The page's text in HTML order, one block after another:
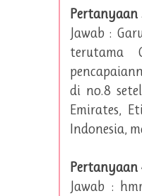
Pertanyaan
Jawab :
terutama
di no.8
Emirates,
Indonesia,
Pertanyaan
Jawab :